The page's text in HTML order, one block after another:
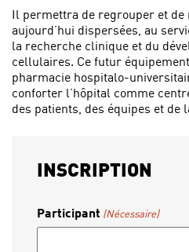
Il permettra de regrouper et de
aujourd’hui dispersées, au
la recherche clinique et du
cellulaires. Ce futur
pharmacie hospitalo-
conforter l’hôpital comme
des patients, des équipes et de
INSCRIPTION
Participant (Nécessaire)